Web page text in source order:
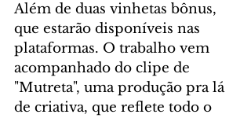
Além de duas vinhetas bônus,
que estarão disponíveis nas
plataformas. O trabalho vem
acompanhado do clipe de
"Mutreta", uma produção pra lá
de criativa, que reflete todo o